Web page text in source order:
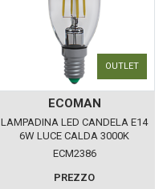
OUTLET
ECOMAN
LAMPADINA LED CANDELA E14
6W LUCE CALDA 3000K
ECOMAN VETRO TRASPARENTE
ECM2386
PREZZO